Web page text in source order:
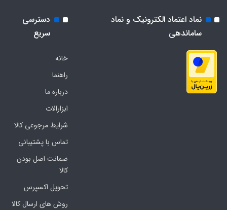
نماد اعتماد الکترونیک و نماد
ساماندهی
دسترسی
سریع
خانه
راهنما
درباره ما
ابزارالات
شرایط مرجوعی کالا
تماس با پشتیبانی
ضمانت اصل بودن
کالا
تحویل اکسپرس
روش های ارسال کالا